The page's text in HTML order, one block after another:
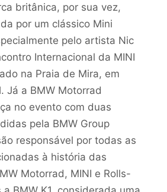
britânica, por sua vez,
por um clássico Mini
pelo artista Nic
Internacional da MINI
na Praia de Mira, em
Já a BMW Motorrad
no evento com duas
pela BMW Group
responsável por todas as
à história das
Motorrad, MINI e Rolls-